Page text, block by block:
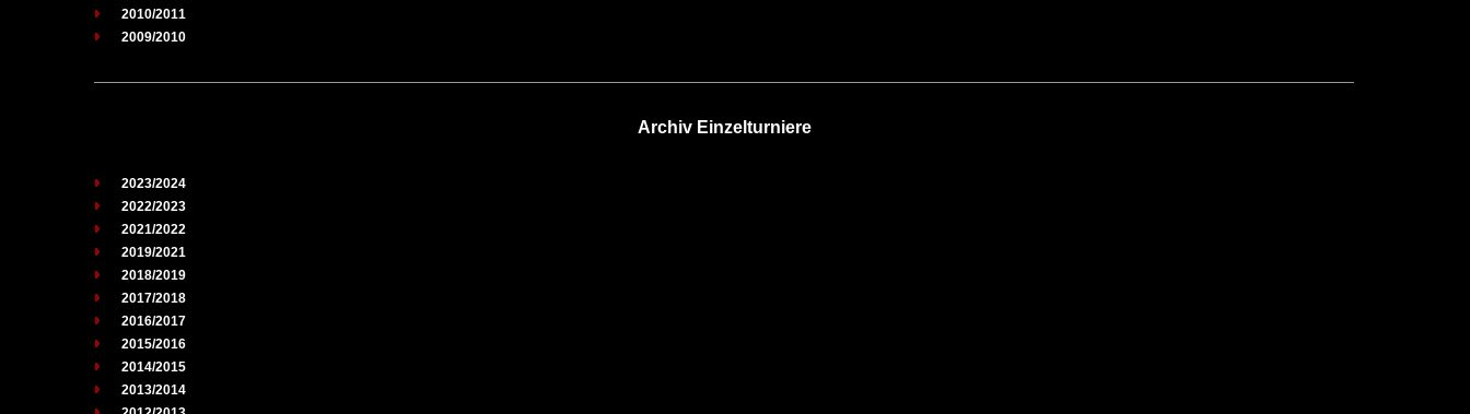
2010/2011
2009/2010
Archiv Einzelturniere
2023/2024
2022/2023
2021/2022
2019/2021
2018/2019
2017/2018
2016/2017
2015/2016
2014/2015
2013/2014